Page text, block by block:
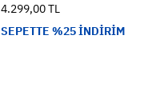
4.299,00 TL
SEPETTE %25 İNDİRİM